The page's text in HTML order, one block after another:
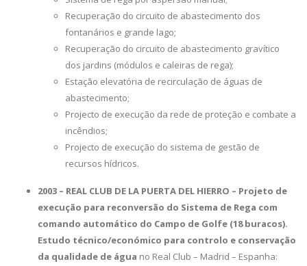
Recuperação do circuito de abastecimento dos
fontanários e grande lago;
Recuperação do circuito de abastecimento gravítico
dos jardins (módulos e caleiras de rega);
Estação elevatória de recirculação de águas de
abastecimento;
Projecto de execução da rede de proteção e combate a
incêndios;
Projecto de execução do sistema de gestão de
recursos hídricos.
2003 – REAL CLUB DE LA PUERTA DEL HIERRO – Projeto de
execução para reconversão do Sistema de Rega com
comando automático do Campo de Golfe (18 buracos).
Estudo técnico/económico para controlo e conservação
da qualidade de água no Real Club – Madrid – Espanha: